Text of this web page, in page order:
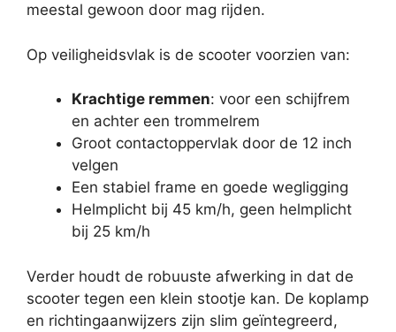
meestal gewoon door mag rijden.
Op veiligheidsvlak is de scooter voorzien van:
Krachtige remmen: voor een schijfrem
en achter een trommelrem
Groot contactoppervlak door de 12 inch
velgen
Een stabiel frame en goede wegligging
Helmplicht bij 45 km/h, geen helmplicht
bij 25 km/h
Verder houdt de robuuste afwerking in dat de
scooter tegen een klein stootje kan. De koplamp
en richtingaanwijzers zijn slim geïntegreerd,